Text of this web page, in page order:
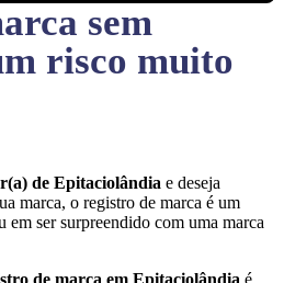
sem
risco muito
de Epitaciolândia e deseja
marca, o registro de marca é um
em ser surpreendido com uma marca
de marca em Epitaciolândia é